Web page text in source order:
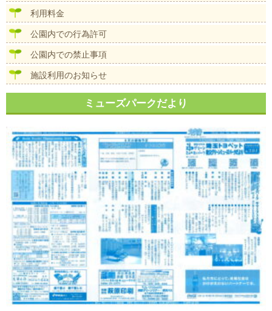
利用料金
公園内での行為許可
公園内での禁止事項
施設利用のお知らせ
ミューズパークだより